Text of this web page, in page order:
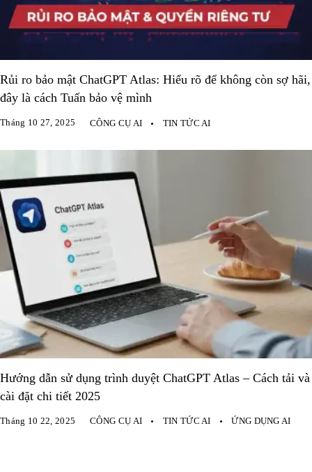
Rủi ro bảo mật ChatGPT Atlas: Hiểu rõ để không còn sợ hãi,
đây là cách Tuấn bảo vệ mình
Tháng 10 27, 2025 CÔNG CỤ AI TIN TỨC AI
Hướng dẫn sử dụng trình duyệt ChatGPT Atlas – Cách tải và
cài đặt chi tiết 2025
Tháng 10 22, 2025 CÔNG CỤ AI TIN TỨC AI ỨNG DỤNG AI